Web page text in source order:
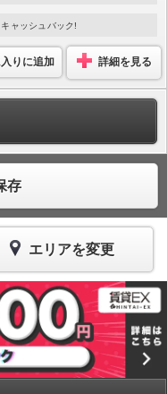
キャッシュバック!
りに追加 詳細を見る
存
エリアを変更